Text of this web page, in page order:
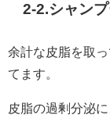
2-2.シャン
余計な皮脂を取
てます。
皮脂の過剰分泌